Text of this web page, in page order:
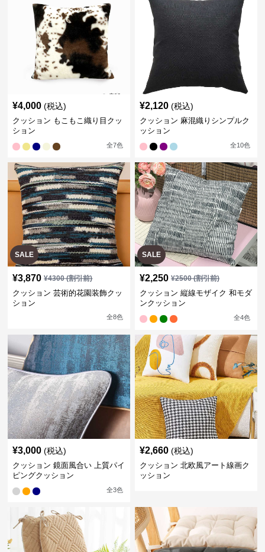
¥4,000 (税込)
クッション もこもこ織り目クッ
ション
全7色
¥2,120 (税込)
クッション 麻混織りシンプルク
ッション
全10色
SALE
¥3,870 ¥4300(割引前)
クッション 芸術的花園装飾クッ
ション
全8色
SALE
¥2,250 ¥2500(割引前)
クッション 縦線モザイク 和モダ
ンクッション
全4色
¥3,000 (税込)
クッション 鏡面風合い 上質パイ
ピングクッション
全3色
¥2,660 (税込)
クッション 北欧風アート線画ク
ッション